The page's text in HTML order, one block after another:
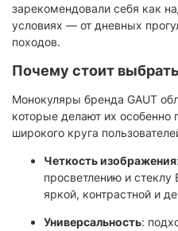
зарекомендовали себя как
условиях — от дневных
походов.
Почему стоит
Монокуляры бренда GAUT
которые делают их особенно
широкого круга
Четкость изображения
просветлению и стеклу
яркой, контрастной и
Универсальность: